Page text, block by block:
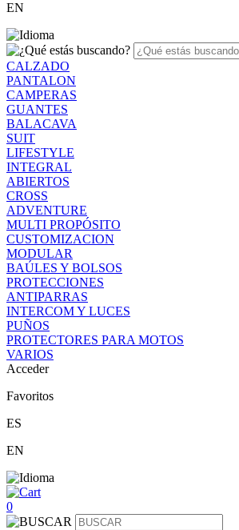
EN
CALZADO
PANTALON
CAMPERAS
GUANTES
BALACAVA
SUIT
LIFESTYLE
INTEGRAL
ABIERTOS
CROSS
ADVENTURE
MULTI PROPÓSITO
CUSTOMIZACION
MODULAR
BAÚLES Y BOLSOS
PROTECCIONES
ANTIPARRAS
INTERCOM Y LUCES
PUÑOS
PROTECTORES PARA MOTOS
VARIOS
Acceder
Favoritos
ES
EN
0